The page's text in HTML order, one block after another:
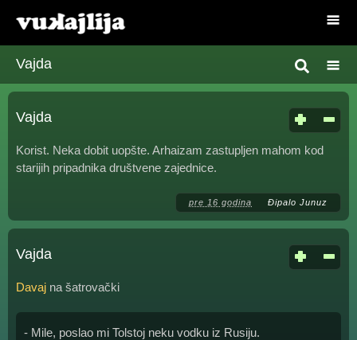
Vajda
Vajda
Korist. Neka dobit uopšte. Arhaizam zastupljen mahom kod
starijih pripadnika društvene zajednice.
pre 16 godina Đipalo Junuz
Vajda
Davaj na šatrovački
- Mile, poslao mi Tolstoj neku vodku iz Rusiju.